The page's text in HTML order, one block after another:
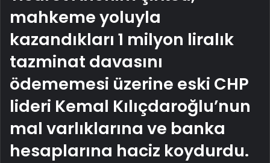
mahkeme yoluyla
kazandıkları 1 milyon liralık
tazminat davasını
ödememesi üzerine eski CHP
lideri Kemal Kılıçdaroğlu’nun
mal varlıklarına ve banka
hesaplarına haciz koydurdu.